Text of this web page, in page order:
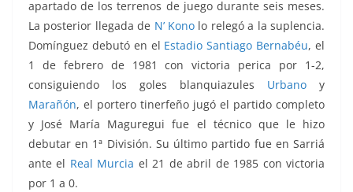
apartado de los terrenos de juego durante seis meses.
La posterior llegada de N’ Kono lo relegó a la suplencia.
Domínguez debutó en el Estadio Santiago Bernabéu, el
1 de febrero de 1981 con victoria perica por 1-2,
consiguiendo los goles blanquiazules Urbano y
Marañón, el portero tinerfeño jugó el partido completo
y José María Maguregui fue el técnico que le hizo
debutar en 1ª División. Su último partido fue en Sarriá
ante el Real Murcia el 21 de abril de 1985 con victoria
por 1 a 0.